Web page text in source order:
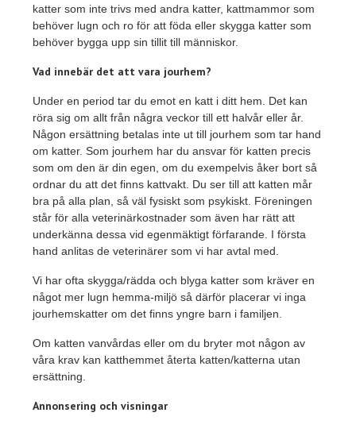
katter som inte trivs med andra katter, kattmammor som
behöver lugn och ro för att föda eller skygga katter som
behöver bygga upp sin tillit till människor.
Vad innebär det att vara jourhem?
Under en period tar du emot en katt i ditt hem. Det kan
röra sig om allt från några veckor till ett halvår eller år.
Någon ersättning betalas inte ut till jourhem som tar hand
om katter. Som jourhem har du ansvar för katten precis
som om den är din egen, om du exempelvis åker bort så
ordnar du att det finns kattvakt. Du ser till att katten mår
bra på alla plan, så väl fysiskt som psykiskt. Föreningen
står för alla veterinärkostnader som även har rätt att
underkänna dessa vid egenmäktigt förfarande. I första
hand anlitas de veterinärer som vi har avtal med.
Vi har ofta skygga/rädda och blyga katter som kräver en
något mer lugn hemma-miljö så därför placerar vi inga
jourhemskatter om det finns yngre barn i familjen.
Om katten vanvårdas eller om du bryter mot någon av
våra krav kan katthemmet återta katten/katterna utan
ersättning.
Annonsering och visningar